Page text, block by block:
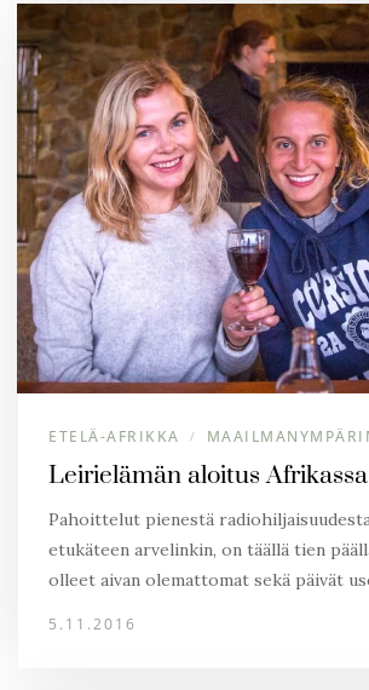
ETELÄ-AFRIKKA /
Leirielämän aloitus Afrikassa
Pahoittelut pienestä
etukäteen arvelinkin, on täällä tien
olleet aivan olemattomat sekä päivät
5.11.2016